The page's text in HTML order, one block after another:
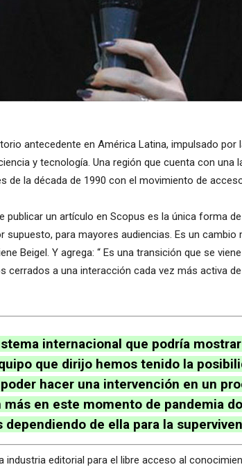
antecedente en América Latina, impulsado
y tecnología. Una región que cuenta con una
de la década de 1990 con el movimiento de
un artículo en Scopus es la única forma
para mayores audiencias. Es un cambio
Beigel. Y agrega: “ Es una transición que se
a una interacción cada vez más activa
internacional que podría
que dirijo hemos tenido la
hacer una intervención en un
en este momento de pandemia
de ella para la
editorial para el libre acceso al